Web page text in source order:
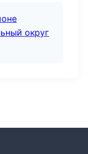
округ